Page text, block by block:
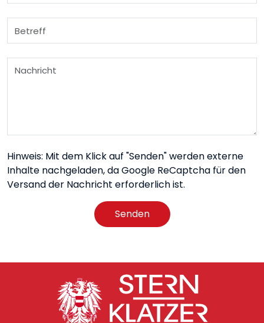
Hinweis: Mit dem Klick auf "Senden" werden externe
Inhalte nachgeladen, da Google ReCaptcha für den
Versand der Nachricht erforderlich ist.
Senden